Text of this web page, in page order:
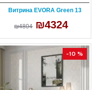
Витрина EVORA Green 13
₪4804 ₪4324
-10 %